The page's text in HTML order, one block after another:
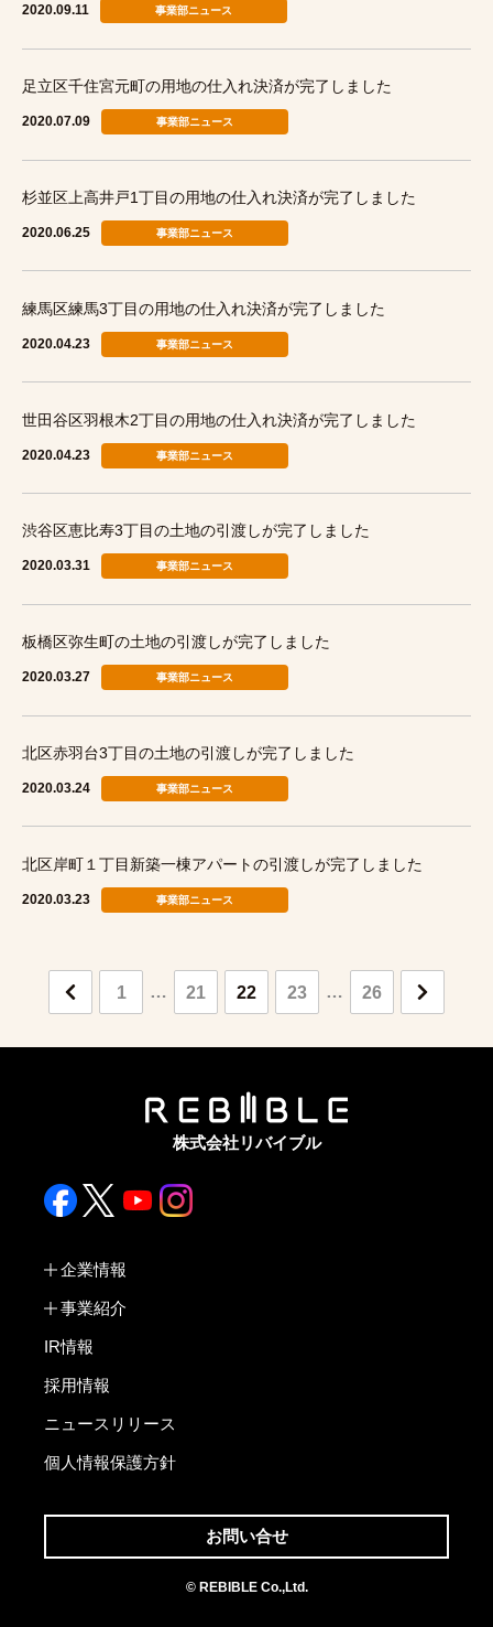
2020.09.11 事業部ニュース
2020.07.09 事業部ニュース
足立区千住宮元町の用地の仕入れ決済が完了しました
2020.06.25 事業部ニュース
杉並区上高井戸1丁目の用地の仕入れ決済が完了しました
2020.04.23 事業部ニュース
練馬区練馬3丁目の用地の仕入れ決済が完了しました
2020.04.23 事業部ニュース
世田谷区羽根木2丁目の用地の仕入れ決済が完了しました
2020.03.31 事業部ニュース
渋谷区恵比寿3丁目の土地の引渡しが完了しました
2020.03.27 事業部ニュース
板橋区弥生町の土地の引渡しが完了しました
2020.03.24 事業部ニュース
北区赤羽台3丁目の土地の引渡しが完了しました
2020.03.23 事業部ニュース
北区岸町１丁目新築一棟アパートの引渡しが完了しました
1 … 21 22 23 … 26
株式会社リバイブル
企業情報
事業紹介
IR情報
採用情報
ニュースリリース
個人情報保護方針
お問い合せ
© REBIBLE Co.,Ltd.